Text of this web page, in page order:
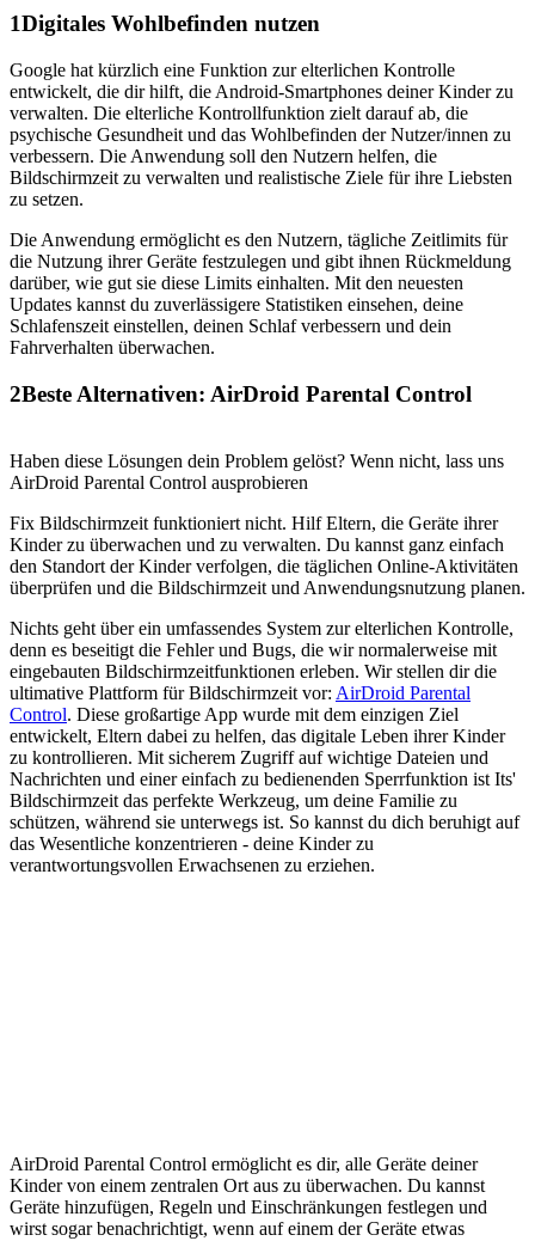
1Digitales Wohlbefinden nutzen
Google hat kürzlich eine Funktion zur elterlichen Kontrolle
entwickelt, die dir hilft, die Android-Smartphones deiner Kinder zu
verwalten. Die elterliche Kontrollfunktion zielt darauf ab, die
psychische Gesundheit und das Wohlbefinden der Nutzer/innen zu
verbessern. Die Anwendung soll den Nutzern helfen, die
Bildschirmzeit zu verwalten und realistische Ziele für ihre Liebsten
zu setzen.
Die Anwendung ermöglicht es den Nutzern, tägliche Zeitlimits für
die Nutzung ihrer Geräte festzulegen und gibt ihnen Rückmeldung
darüber, wie gut sie diese Limits einhalten. Mit den neuesten
Updates kannst du zuverlässigere Statistiken einsehen, deine
Schlafenszeit einstellen, deinen Schlaf verbessern und dein
Fahrverhalten überwachen.
2Beste Alternativen: AirDroid Parental Control
Haben diese Lösungen dein Problem gelöst? Wenn nicht, lass uns
AirDroid Parental Control ausprobieren
Fix Bildschirmzeit funktioniert nicht. Hilf Eltern, die Geräte ihrer
Kinder zu überwachen und zu verwalten. Du kannst ganz einfach
den Standort der Kinder verfolgen, die täglichen Online-Aktivitäten
überprüfen und die Bildschirmzeit und Anwendungsnutzung planen.
Nichts geht über ein umfassendes System zur elterlichen Kontrolle,
denn es beseitigt die Fehler und Bugs, die wir normalerweise mit
eingebauten Bildschirmzeitfunktionen erleben. Wir stellen dir die
ultimative Plattform für Bildschirmzeit vor: AirDroid Parental
Control. Diese großartige App wurde mit dem einzigen Ziel
entwickelt, Eltern dabei zu helfen, das digitale Leben ihrer Kinder
zu kontrollieren. Mit sicherem Zugriff auf wichtige Dateien und
Nachrichten und einer einfach zu bedienenden Sperrfunktion ist Its'
Bildschirmzeit das perfekte Werkzeug, um deine Familie zu
schützen, während sie unterwegs ist. So kannst du dich beruhigt auf
das Wesentliche konzentrieren - deine Kinder zu
verantwortungsvollen Erwachsenen zu erziehen.
AirDroid Parental Control ermöglicht es dir, alle Geräte deiner
Kinder von einem zentralen Ort aus zu überwachen. Du kannst
Geräte hinzufügen, Regeln und Einschränkungen festlegen und
wirst sogar benachrichtigt, wenn auf einem der Geräte etwas